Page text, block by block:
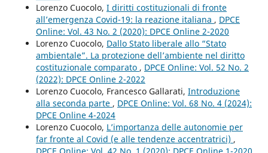
Lorenzo Cuocolo, I diritti costituzionali di fronte
all’emergenza Covid-19: la reazione italiana , DPCE
Online: Vol. 43 No. 2 (2020): DPCE Online 2-2020
Lorenzo Cuocolo, Dallo Stato liberale allo “Stato
ambientale”. La protezione dell’ambiente nel diritto
costituzionale comparato , DPCE Online: Vol. 52 No. 2
(2022): DPCE Online 2-2022
Lorenzo Cuocolo, Francesco Gallarati, Introduzione
alla seconda parte , DPCE Online: Vol. 68 No. 4 (2024):
DPCE Online 4-2024
Lorenzo Cuocolo, L’importanza delle autonomie per
far fronte al Covid (e alle tendenze accentratrici) ,